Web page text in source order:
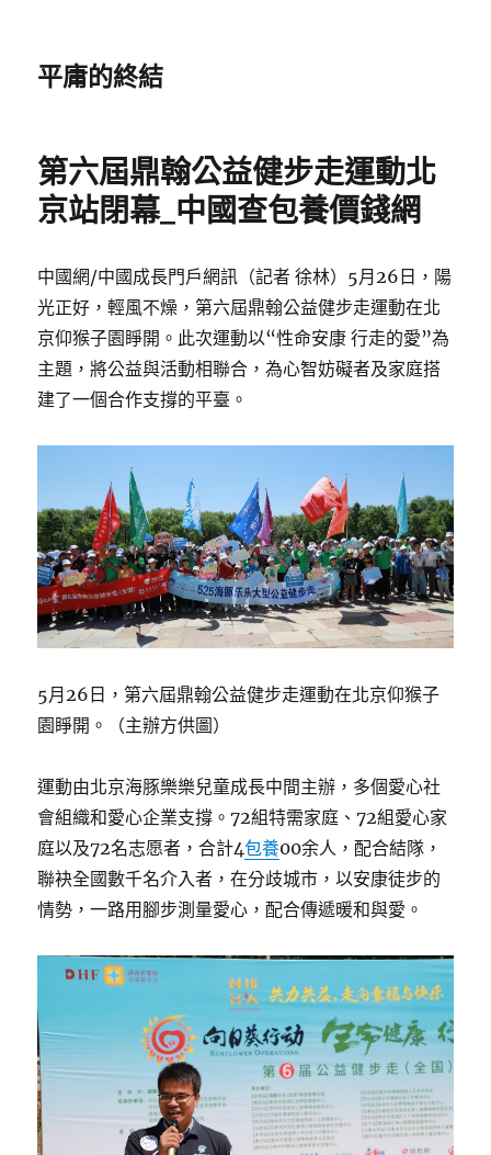
平庸的終結
第六屆鼎翰公益健步走運動北
京站閉幕_中國查包養價錢網
中國網/中國成長門戶網訊（記者 徐林）5月26日，陽
光正好，輕風不燥，第六屆鼎翰公益健步走運動在北
京仰猴子園睜開。此次運動以“性命安康 行走的愛”為
主題，將公益與活動相聯合，為心智妨礙者及家庭搭
建了一個合作支撐的平臺。
5月26日，第六屆鼎翰公益健步走運動在北京仰猴子
園睜開。（主辦方供圖）
運動由北京海豚樂樂兒童成長中間主辦，多個愛心社
會組織和愛心企業支撐。72組特需家庭、72組愛心家
庭以及72名志愿者，合計4包養00余人，配合結隊，
聯袂全國數千名介入者，在分歧城市，以安康徒步的
情勢，一路用腳步測量愛心，配合傳遞暖和與愛。